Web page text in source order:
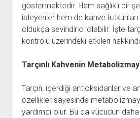
göstermektedir. Hem sağlıklı bir
isteyenler hem de kahve
oldukça sevindirici olabilir. İşte
kontrolü üzerindeki etkileri
Tarçınlı Kahvenin
Tarçın, içerdiği antioksidanlar ve
özellikler sayesinde
yardımcı olur. Bu da vücudun